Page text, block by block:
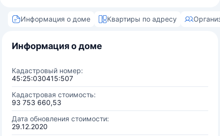
Информация о доме Квартиры по адресу
Информация о доме
Кадастровый номер:
45:25:030415:507
Кадастровая стоимость:
93 753 660,53
Дата обновления стоимости:
29.12.2020